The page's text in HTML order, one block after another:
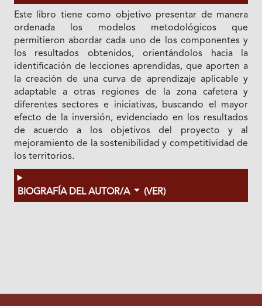
Este libro tiene como objetivo presentar de manera
ordenada los modelos metodológicos que
permitieron abordar cada uno de los componentes y
los resultados obtenidos, orientándolos hacia la
identificación de lecciones aprendidas, que aporten a
la creación de una curva de aprendizaje aplicable y
adaptable a otras regiones de la zona cafetera y
diferentes sectores e iniciativas, buscando el mayor
efecto de la inversión, evidenciado en los resultados
de acuerdo a los objetivos del proyecto y al
mejoramiento de la sostenibilidad y competitividad de
los territorios.
BIOGRAFÍA DEL AUTOR/A (VER)